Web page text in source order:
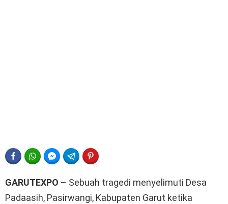
FACEBOOKWHATSAPPFACEBOOK MESSENGER
TELEGRAM
GARUTEXPO – Sebuah tragedi menyelimuti Desa
Padaasih, Pasirwangi, Kabupaten Garut ketika